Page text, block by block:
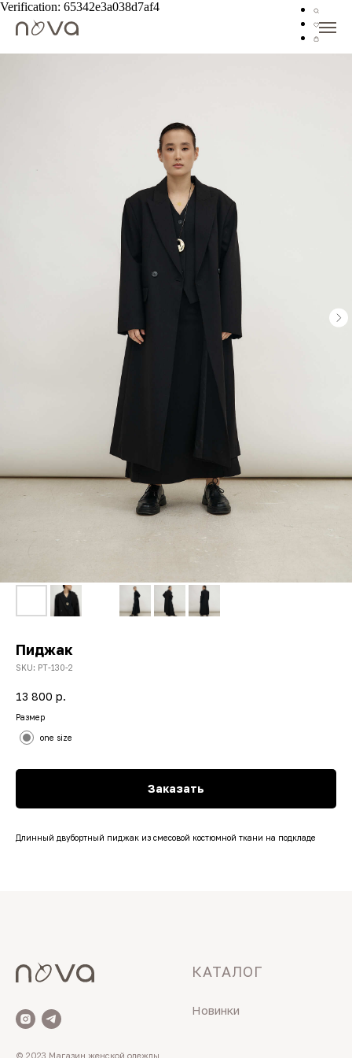
Verification: 65342e3a038d7af4
Пиджак
SKU: PT-130-2
13 800 р.
Размер
one size
Заказать
Длинный двубортный пиджак из смесовой костюмной ткани на подкладе
© 2023 Магазин женской одежды
КАТАЛОГ
Новинки